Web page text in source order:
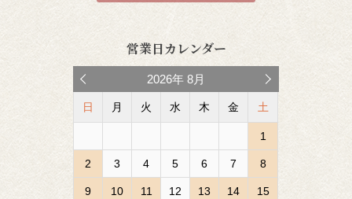
営業日カレンダー
2026年 8月
日 月 火 水 木 金 土
1
2 3 4 5 6 7 8
9 10 11 12 13 14 15